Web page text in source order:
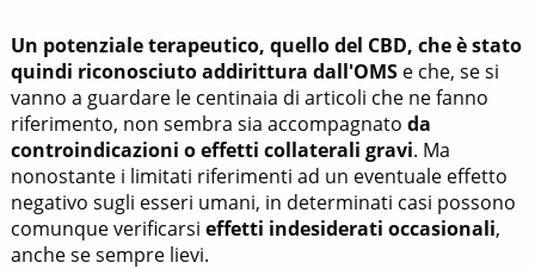
Un potenziale terapeutico, quello del CBD, che è stato
quindi riconosciuto addirittura dall'OMS e che, se si
vanno a guardare le centinaia di articoli che ne fanno
riferimento, non sembra sia accompagnato da
controindicazioni o effetti collaterali gravi. Ma
nonostante i limitati riferimenti ad un eventuale effetto
negativo sugli esseri umani, in determinati casi possono
comunque verificarsi effetti indesiderati occasionali,
anche se sempre lievi.